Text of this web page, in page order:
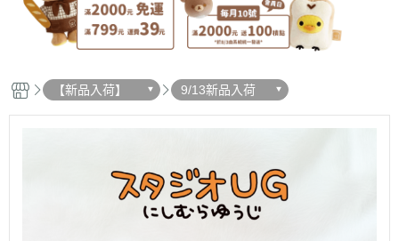
【新品入荷】 9/13新品入荷